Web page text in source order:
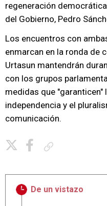
regeneración
del Gobierno, Pedro
Los encuentros con
enmarcan en la ronda de
Urtasun mantendrán
con los grupos
medidas que "garanticen"
independencia y el
comunicación.
De un vistazo